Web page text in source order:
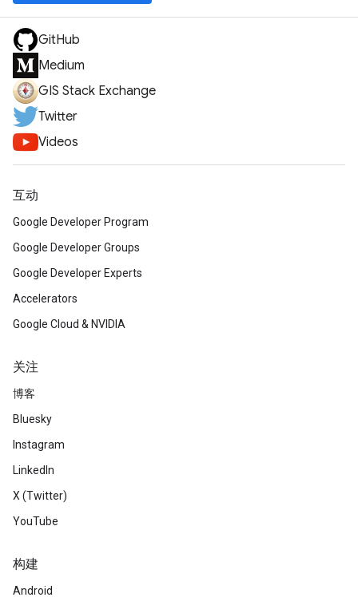
GitHub
Medium
GIS Stack Exchange
Twitter
Videos
互动
Google Developer Program
Google Developer Groups
Google Developer Experts
Accelerators
Google Cloud & NVIDIA
关注
博客
Bluesky
Instagram
LinkedIn
X (Twitter)
YouTube
构建
Android